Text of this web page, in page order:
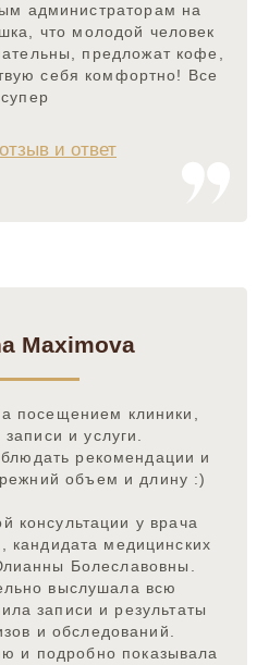
администраторам на
что молодой человек
предложат кофе,
себя комфортно! Все
супер
и ответ
Maximova
посещением клиники,
и услуги.
рекомендации и
объем и длину :)
консультации у врача
кандидата медицинских
Болеславовны.
выслушала всю
записи и результаты
и обследований.
и подробно показывала